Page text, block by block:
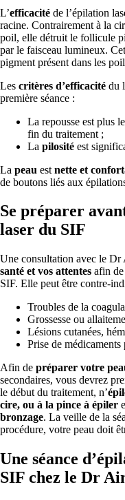
L’efficacité de l’épilation
racine. Contrairement à la
poil, elle détruit le follicule
par le faisceau lumineux.
pigment présent dans les
Les critères d’efficacité du
première séance :
La repousse est plus
fin du traitement ;
La pilosité est
La peau est nette et
de boutons liés aux
Se préparer
laser du SIF
Une consultation avec le Dr
santé et vos attentes afin
SIF. Elle peut être contre-
Troubles de la
Grossesse ou
Lésions cutanées,
Prise de
Afin de préparer votre
secondaires, vous devrez
le début du traitement, n’
cire, ou à la pince à épiler
bronzage. La veille de la
procédure, votre peau doit
Une séance
SIF chez le Dr